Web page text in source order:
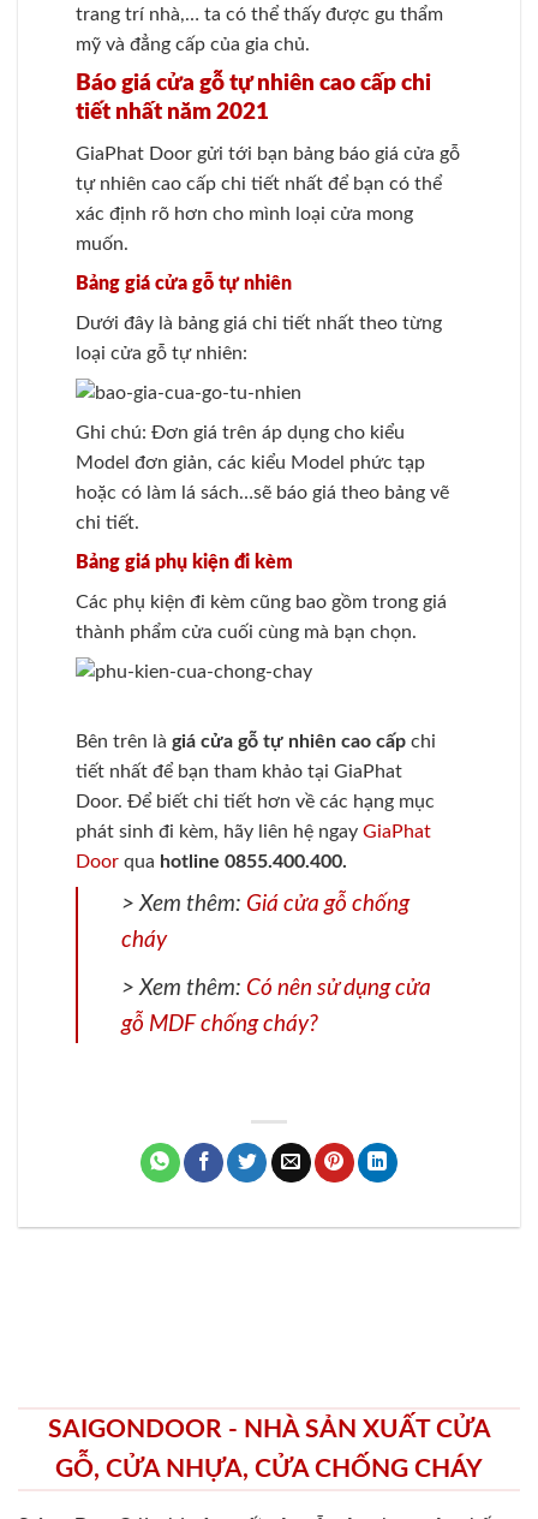
trang trí nhà,… ta có thể thấy được gu thẩm
mỹ và đẳng cấp của gia chủ.
Báo giá cửa gỗ tự nhiên cao cấp chi
tiết nhất năm 2021
GiaPhat Door gửi tới bạn bảng báo giá cửa gỗ
tự nhiên cao cấp chi tiết nhất để bạn có thể
xác định rõ hơn cho mình loại cửa mong
muốn.
Bảng giá cửa gỗ tự nhiên
Dưới đây là bảng giá chi tiết nhất theo từng
loại cửa gỗ tự nhiên:
Ghi chú: Đơn giá trên áp dụng cho kiểu
Model đơn giản, các kiểu Model phức tạp
hoặc có làm lá sách…sẽ báo giá theo bảng vẽ
chi tiết.
Bảng giá phụ kiện đi kèm
Các phụ kiện đi kèm cũng bao gồm trong giá
thành phẩm cửa cuối cùng mà bạn chọn.
Bên trên là giá cửa gỗ tự nhiên cao cấp chi
tiết nhất để bạn tham khảo tại GiaPhat
Door. Để biết chi tiết hơn về các hạng mục
phát sinh đi kèm, hãy liên hệ ngay GiaPhat
Door qua hotline 0855.400.400.
> Xem thêm: Giá cửa gỗ chống
cháy
> Xem thêm: Có nên sử dụng cửa
gỗ MDF chống cháy?
SAIGONDOOR - NHÀ SẢN XUẤT CỬA
GỖ, CỬA NHỰA, CỬA CHỐNG CHÁY